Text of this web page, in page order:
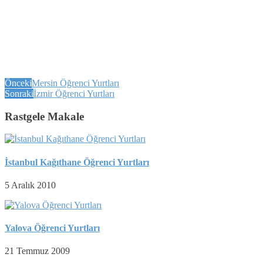
ÖncekiMersin Öğrenci Yurtları
Sonrakiİzmir Öğrenci Yurtları
Rastgele Makale
İstanbul Kağıthane Öğrenci Yurtları
5 Aralık 2010
Yalova Öğrenci Yurtları
21 Temmuz 2009